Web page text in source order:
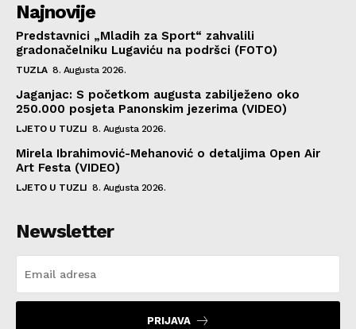
Najnovije
Predstavnici „Mladih za Sport“ zahvalili
gradonačelniku Lugaviću na podršci (FOTO)
TUZLA 8. Augusta 2026.
Jaganjac: S početkom augusta zabilježeno oko
250.000 posjeta Panonskim jezerima (VIDEO)
LJETO U TUZLI 8. Augusta 2026.
Mirela Ibrahimović-Mehanović o detaljima Open Air
Art Festa (VIDEO)
LJETO U TUZLI 8. Augusta 2026.
Newsletter
PRIJAVA